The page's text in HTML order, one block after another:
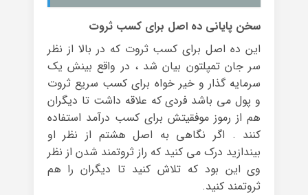
سخن پایانی ده اصل برای کسب ثروت
این ده اصل برای کسب ثروت که در بالا از نظر
سر جان تمپلتون بیان شد ، در واقع بینش یک
سرمایه گذار و خیر خواه برای کسب سریع ثروت
و پول می باشد فردی که علاقه داشت تا دیگران
هم از رموز موفقیتش برای کسب درآمد استفاده
کنند . اگر نگاهی به اصل هشتم از نظر او
بیندازید درک می کنید که راز ثروتمند شدن از نظر
وی این بود که تلاش کنید تا دیگران را هم
ثروتمند کنید.